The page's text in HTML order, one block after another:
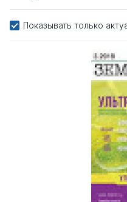
Показывать только